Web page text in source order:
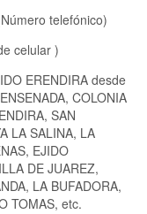
telefónico)
celular )
ERENDIRA desde
COLONIA
SAN
LA SALINA, LA
EJIDO
DE JUAREZ,
LA BUFADORA,
TOMAS, etc.